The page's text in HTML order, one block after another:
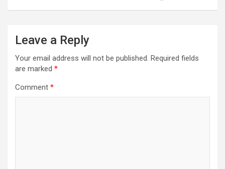
Leave a Reply
Your email address will not be published. Required fields
are marked *
Comment *